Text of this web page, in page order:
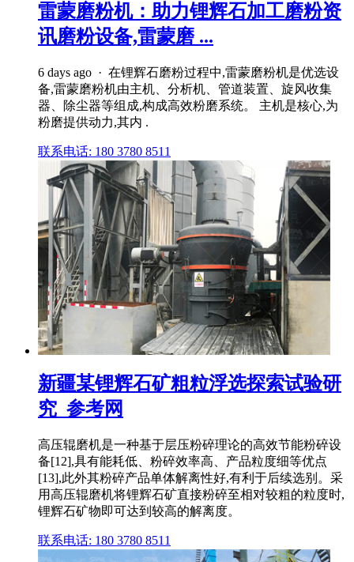
雷蒙磨粉机：助力锂辉石加工磨粉资
讯磨粉设备,雷蒙磨 ...
6 days ago · 在锂辉石磨粉过程中,雷蒙磨粉机是优选设
备,雷蒙磨粉机由主机、分析机、管道装置、旋风收集
器、除尘器等组成,构成高效粉磨系统。 主机是核心,为
粉磨提供动力,其内 .
联系电话: 180 3780 8511
新疆某锂辉石矿粗粒浮选探索试验研
究_参考网
高压辊磨机是一种基于层压粉碎理论的高效节能粉碎设
备[12],具有能耗低、粉碎效率高、产品粒度细等优点
[13],此外其粉碎产品单体解离性好,有利于后续选别。采
用高压辊磨机将锂辉石矿直接粉碎至相对较粗的粒度时,
锂辉石矿物即可达到较高的解离度。
联系电话: 180 3780 8511